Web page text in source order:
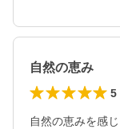
自然の恵み
5
自然の恵みを感